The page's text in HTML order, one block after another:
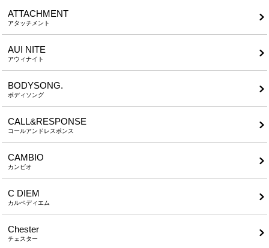
ATTACHMENT
アタッチメント
AUI NITE
アウィナイト
BODYSONG.
ボディソング
CALL&RESPONSE
コールアンドレスポンス
CAMBIO
カンビオ
C DIEM
カルペディエム
Chester
チェスター